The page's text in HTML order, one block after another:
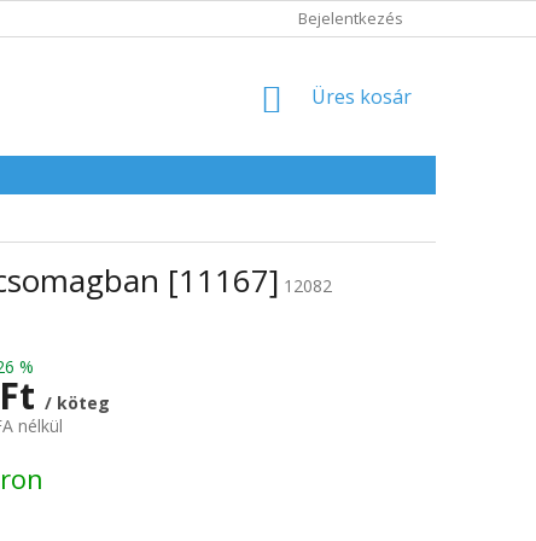
Bejelentkezés
KOSÁR
Üres kosár
[11167] 12082
%
/ köteg
nélkül